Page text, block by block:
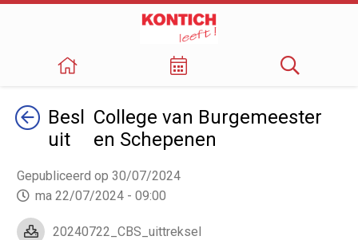
TerugBesl
uit
College van Burgemeester
en Schepenen
Gepubliceerd op 30/07/2024
ma 22/07/2024 - 09:00
20240722_CBS_uittreksel